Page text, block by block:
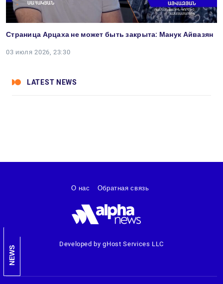
Страница Арцаха не может быть закрыта: Манук Айвазян
03 июля 2026, 23:30
LATEST NEWS
NEWS
Developed by gHost Services LLC
О нас Обратная связь